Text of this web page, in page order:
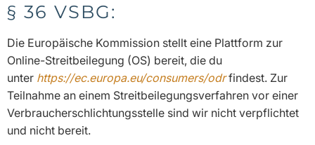
36 VSBG:
Die Europäische Kommission stellt eine Plattform zur
Online-Streitbeilegung (OS) bereit, die du
unter https://ec.europa.eu/consumers/odrfindest. Zur
Teilnahme an einem Streitbeilegungsverfahren vor einer
Verbraucherschlichtungsstelle sind wir nicht verpflichtet
und nicht bereit.